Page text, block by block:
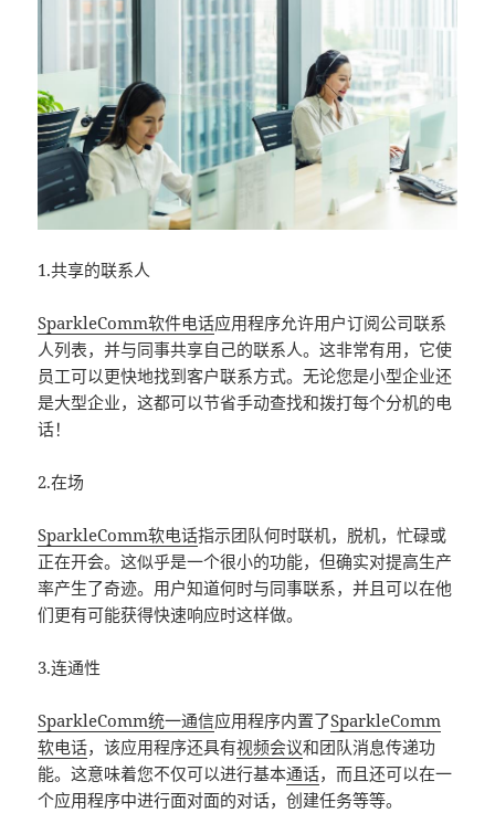
1.共享的联系人
SparkleComm软件电话应用程序允许用户订阅公司联系
人列表，并与同事共享自己的联系人。这非常有用，它使
员工可以更快地找到客户联系方式。无论您是小型企业还
是大型企业，这都可以节省手动查找和拨打每个分机的电
话！
2.在场
SparkleComm软电话指示团队何时联机，脱机，忙碌或
正在开会。这似乎是一个很小的功能，但确实对提高生产
率产生了奇迹。用户知道何时与同事联系，并且可以在他
们更有可能获得快速响应时这样做。
3.连通性
SparkleComm统一通信应用程序内置了SparkleComm
软电话，该应用程序还具有视频会议和团队消息传递功
能。这意味着您不仅可以进行基本通话，而且还可以在一
个应用程序中进行面对面的对话，创建任务等等。